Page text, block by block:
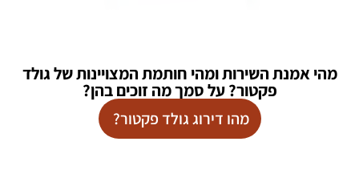
מהי אמנת השירות ומהי חותמת המצויינות של גולד
פקטור? על סמך מה זוכים בהן?
מהו דירוג גולד פקטור?